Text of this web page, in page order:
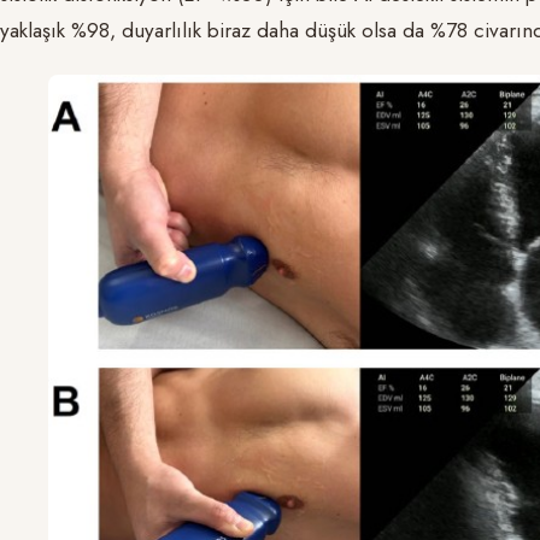
yaklaşık %98, duyarlılık biraz daha düşük olsa da %78